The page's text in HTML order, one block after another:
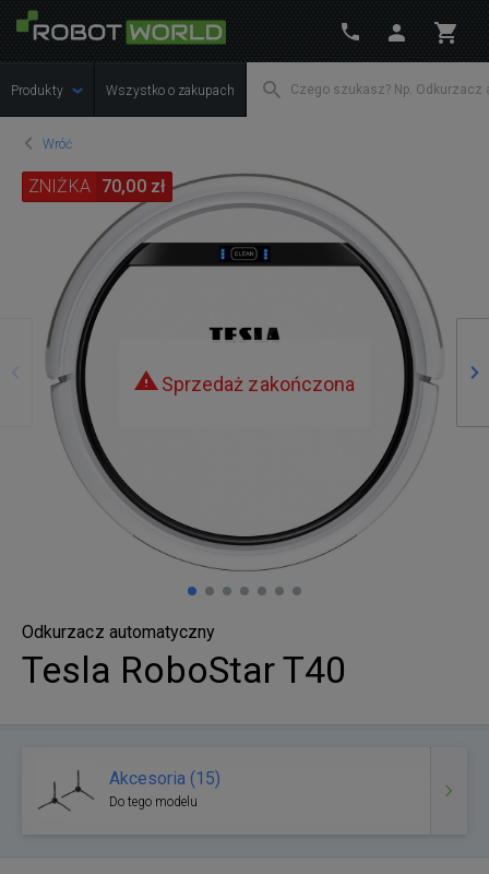
Produkty Wszystko o zakupach
Wróć
Poprzedni
Sprzedaż zakończona
ZNIŻKA 70,00 zł
Odkurzacz automatyczny
Tesla RoboStar T40
Akcesoria (15)
Do tego modelu